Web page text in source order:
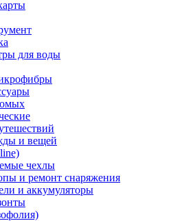
для воды
и вещей
чехлы
и ремонт снаряжения
и аккумуляторы